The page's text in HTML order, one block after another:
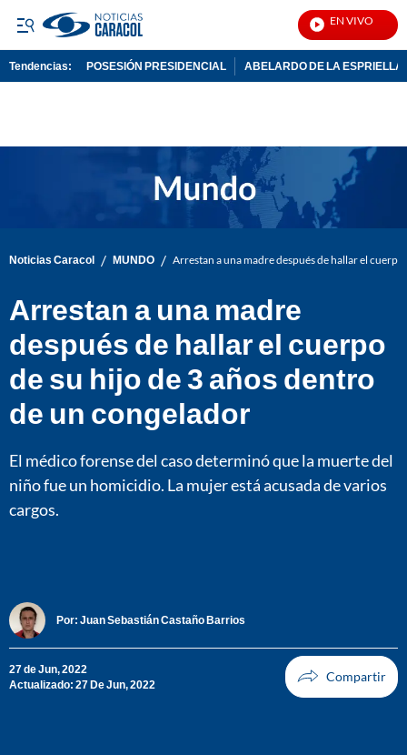
EN VIVO
Tendencias: POSESIÓN PRESIDENCIAL ABELARDO DE LA ESPRIELLA
Noticias Caracol / MUNDO / Arrestan a una madre después de hallar el
Arrestan a una madre
después de hallar el cuerpo
de su hijo de 3 años dentro
de un congelador
El médico forense del caso determinó que la muerte del
niño fue un homicidio. La mujer está acusada de varios
cargos.
Por: Juan Sebastián Castaño Barrios
27 de Jun, 2022
Actualizado: 27 De Jun, 2022